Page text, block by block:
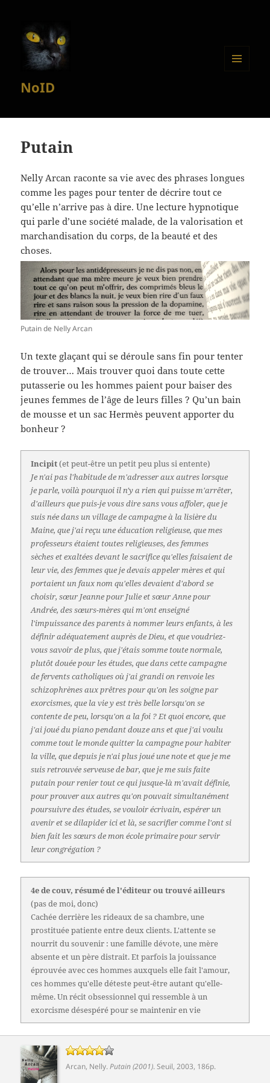
NoID
Putain
Nelly Arcan raconte sa vie avec des phrases longues
comme les pages pour tenter de décrire tout ce
qu’elle n’arrive pas à dire. Une lecture hypnotique
qui parle d’une société malade, de la valorisation et
marchandisation du corps, de la beauté et des
choses.
Putain de Nelly Arcan
Un texte glaçant qui se déroule sans fin pour tenter
de trouver… Mais trouver quoi dans toute cette
putasserie ou les hommes paient pour baiser des
jeunes femmes de l’âge de leurs filles ? Qu’un bain
de mousse et un sac Hermès peuvent apporter du
bonheur ?
Incipit(et peut-être un petit peu plus si entente)
Je n'ai pas l'habitude de m'adresser aux autres lorsque
je parle, voilà pourquoi il n'y a rien qui puisse m'arrêter,
d'ailleurs que puis-je vous dire sans vous affoler, que je
suis née dans un village de campagne à la lisière du
Maine, que j'ai reçu une éducation religieuse, que mes
professeurs étaient toutes religieuses, des femmes
sèches et exaltées devant le sacrifice qu'elles faisaient de
leur vie, des femmes que je devais appeler mères et qui
portaient un faux nom qu'elles devaient d'abord se
choisir, sœur Jeanne pour Julie et sœur Anne pour
Andrée, des sœurs-mères qui m'ont enseigné
l'impuissance des parents à nommer leurs enfants, à les
définir adéquatement auprès de Dieu, et que voudriez-
vous savoir de plus, que j'étais somme toute normale,
plutôt douée pour les études, que dans cette campagne
de fervents catholiques où j'ai grandi on renvoie les
schizophrènes aux prêtres pour qu'on les soigne par
exorcismes, que la vie y est très belle lorsqu'on se
contente de peu, lorsqu'on a la foi ? Et quoi encore, que
j'ai joué du piano pendant douze ans et que j'ai voulu
comme tout le monde quitter la campagne pour habiter
la ville, que depuis je n'ai plus joué une note et que je me
suis retrouvée serveuse de bar, que je me suis faite
putain pour renier tout ce qui jusque-là m'avait définie,
pour prouver aux autres qu'on pouvait simultanément
poursuivre des études, se vouloir écrivain, espérer un
avenir et se dilapider ici et là, se sacrifier comme l'ont si
bien fait les sœurs de mon école primaire pour servir
leur congrégation ?
4e de couv, résumé de l'éditeur ou trouvé ailleurs
(pas de moi, donc)
Cachée derrière les rideaux de sa chambre, une
prostituée patiente entre deux clients. L'attente se
nourrit du souvenir : une famille dévote, une mère
absente et un père distrait. Et parfois la jouissance
éprouvée avec ces hommes auxquels elle fait l'amour,
ces hommes qu'elle déteste peut-être autant qu'elle-
même. Un récit obsessionnel qui ressemble à un
exorcisme désespéré pour se maintenir en vie
Arcan, Nelly.Putain (2001).Seuil, 2003, 186p.